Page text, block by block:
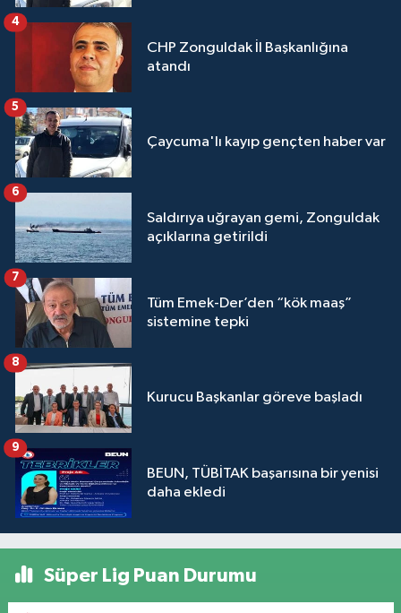
CHP Zonguldak İl Başkanlığına
atandı
4
Çaycuma'lı kayıp gençten haber var
5
Saldırıya uğrayan gemi, Zonguldak
açıklarına getirildi
6
Tüm Emek-Der’den “kök maaş”
sistemine tepki
7
Kurucu Başkanlar göreve başladı
8
BEUN, TÜBİTAK başarısına bir yenisi
daha ekledi
9
Süper Lig Puan Durumu